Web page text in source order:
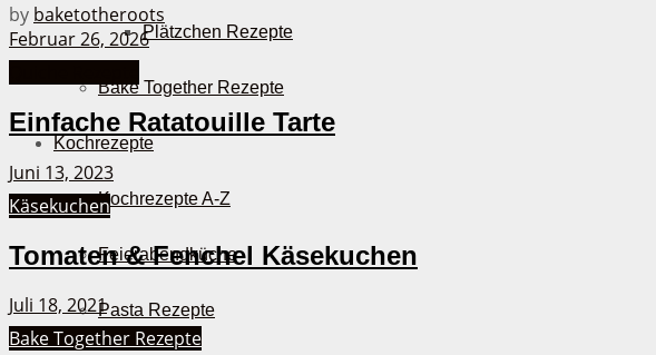
Plätzchen Rezepte
Bake Together Rezepte
Kochrezepte
Kochrezepte A-Z
Feierabendküche
Pasta Rezepte
by baketotheroots
Februar 26, 2026
Einfache Ratatouille Tarte
Juni 13, 2023
Käsekuchen
Tomaten & Fenchel Käsekuchen
Juli 18, 2021
Bake Together Rezepte